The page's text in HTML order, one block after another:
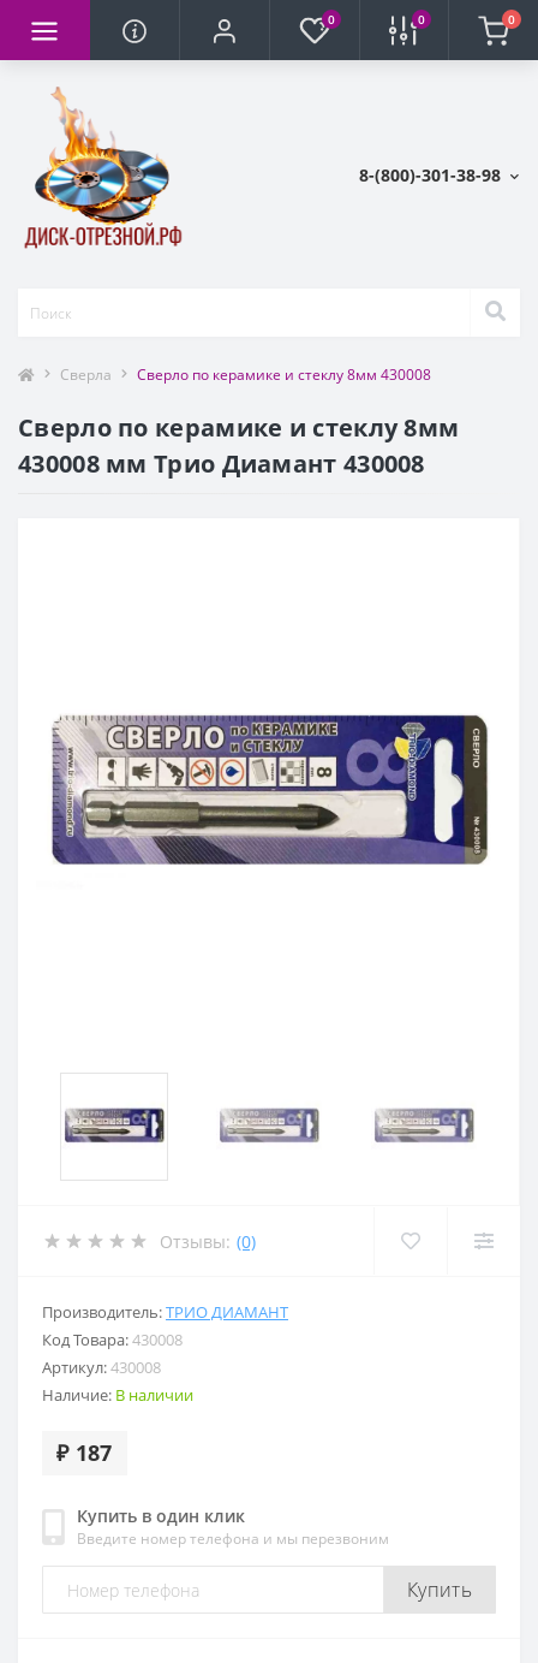
0 0 0
8-(800)-301-38-98
Сверла Сверло по керамике и стеклу 8мм 430008
Сверло по керамике и стеклу 8мм
430008 мм Трио Диамант 430008
Отзывы: (0)
Производитель:ТРИО ДИАМАНТ
Код Товара:430008
Артикул:430008
Наличие: В наличии
₽ 187
Купить в один клик
Введите номер телефона и мы перезвоним
Купить